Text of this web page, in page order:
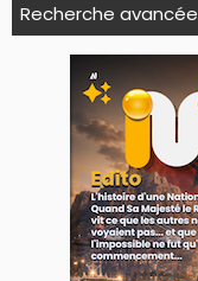
Recherche avancée